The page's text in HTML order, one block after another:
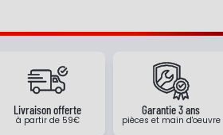
Livraison offerte
à partir de 59€
Garantie 3 ans
pièces et main d'oeuvre